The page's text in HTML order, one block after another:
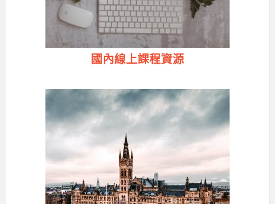
國內線上課程資源